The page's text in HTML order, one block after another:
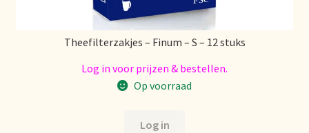
Theefilterzakjes – Finum – S – 12 stuks
Log in voor prijzen & bestellen.
Op voorraad
Log in